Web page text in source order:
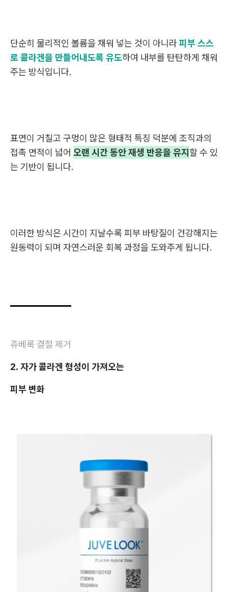
단순히 물리적인 볼륨을 채워 넣는 것이 아니라피부 스스
로 콜라겐을 만들어내도록 유도하여 내부를 탄탄하게 채워
주는 방식입니다.
표면이 거칠고 구멍이 많은 형태적 특징 덕분에 조직과의
접촉 면적이 넓어 오랜 시간 동안 재생 반응을 유지할 수 있
는 기반이 됩니다.
이러한 방식은 시간이 지날수록 피부 바탕질이 건강해지는
원동력이 되며 자연스러운 회복 과정을 도와주게 됩니다.
쥬베룩 결절 제거
2. 자가 콜라겐 형성이 가져오는
피부 변화